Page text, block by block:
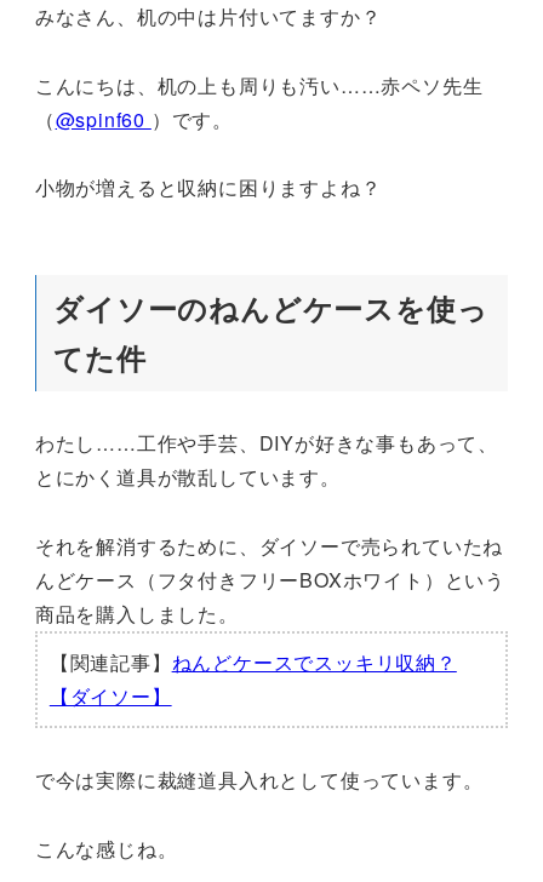
みなさん、机の中は片付いてますか？
こんにちは、机の上も周りも汚い……赤ペソ先生
（@spinf60 ）です。
小物が増えると収納に困りますよね？
ダイソーのねんどケースを使っ
てた件
わたし……工作や手芸、DIYが好きな事もあって、
とにかく道具が散乱しています。
それを解消するために、ダイソーで売られていたね
んどケース（フタ付きフリーBOXホワイト）という
商品を購入しました。
【関連記事】 ねんどケースでスッキリ収納？
【ダイソー】
で今は実際に裁縫道具入れとして使っています。
こんな感じね。